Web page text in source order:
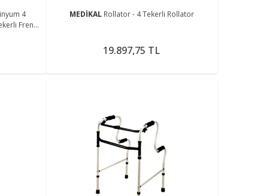
4
Frenli
MEDİKAL Rollator - 4 Tekerli Rollator
19.897,75 TL